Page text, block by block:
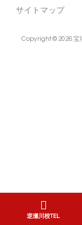
サイトマップ
Copyright © 2026 宝
逆瀬川校TEL